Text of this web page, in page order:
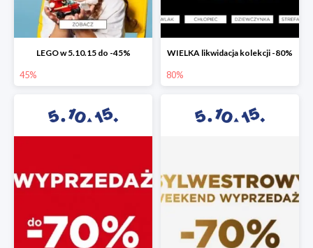
LEGO w 5.10.15 do -45%
45%
WIELKA likwidacja kolekcji -80%
80%